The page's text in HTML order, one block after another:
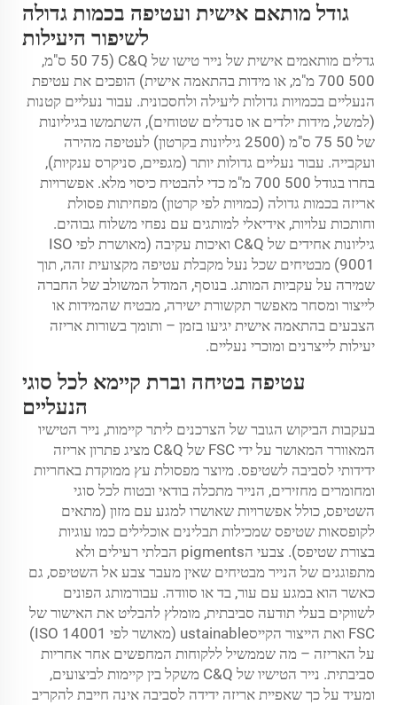
גודל מותאם אישית ועטיפה בכמות גדולה
לשיפור היעילות
גדלים מותאמים אישית של נייר טישו של C&Q (50
75 ס"מ,
500
700 מ"מ, או מידות בהתאמה אישית) הופכים את עטיפת
הנעליים בכמויות גדולות ליעילה ולחסכונית. עבור נעליים קטנות
(למשל, מידות ילדים או סנדלים שטוחים), השתמשו בגיליונות
של 50
75 ס"מ (2500 גיליונות בקרטון) לעטיפה מהירה
ועקבייה. עבור נעליים גדולות יותר (מגפיים, סניקרס ענקיות),
בחרו בגודל 500
700 מ"מ כדי להבטיח כיסוי מלא. אפשרויות
אריזה בכמות גדולה (כמויות לפי קרטון) מפחיתות פסולת
וחותכות עלויות, אידיאלי למותגים עם נפחי משלוח גבוהים.
גיליונות אחידים של C&Q ואיכות עקיבה (מאושרת לפי ISO
9001) מבטיחים שכל נעל מקבלת עטיפה מקצועית זהה, תוך
שמירה על עקביות המותג. בנוסף, המודל המשולב של החברה
לייצור ומסחר מאפשר תקשורת ישירה, מבטיח שהמידות או
הצבעים בהתאמה אישית יגיעו בזמן – ותומך בשורות אריזה
יעילות לייצרנים ומוכרי נעליים.
עטיפה בטיחה וברת קיימא לכל סוגי
הנעליים
בעקבות הביקוש הגובר של הצרכנים ליתר קיימות, נייר הטישיו
המאוורר המאושר על ידי FSC של C&Q מציג פתרון אריזה
ידידותי לסביבה לשטיפס. מיוצר מפסולת עץ ממוקדת באחריות
ומחומרים מחזירים, הנייר מתכלה בודאי ובטוח לכל סוגי
השטיפס, כולל אפשרויות שאושרו למגע עם מזון (מתאים
לקופסאות שטיפס שמכילות תבלינים אוכלילים כמו עוגיות
בצורת שטיפס). צבעי הpigments הבלתי רעילים ולא
מתפוגגים של הנייר מבטיחים שאין מעבר צבע אל השטיפס, גם
כאשר הוא במגע עם עור, בד או סוודה. עבורמותג הפונים
לשווקים בעלי תודעה סביבתית, מומלץ להבליט את האישור של
FSC ואת הייצור הקייסustainable (מאושר לפי ISO 14001)
על האריזה – מה שממשיל ללקוחות המחפשים אחר אחריות
סביבתית. נייר הטישיו של C&Q משקל בין קיימות לביצועים,
ומעיד על כך שאפיית אריזה ידידה לסביבה אינה חייבת להקריב